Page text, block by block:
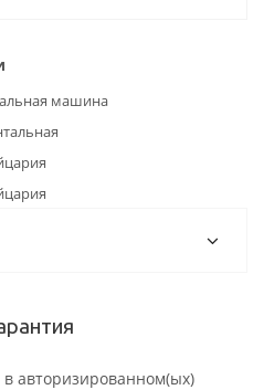
машина
авторизированном(ых)